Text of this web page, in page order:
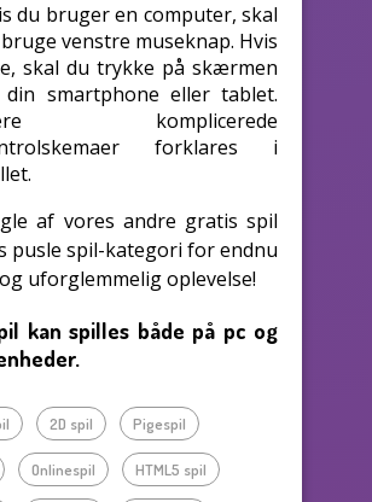
du bruger en computer, skal
venstre museknap. Hvis
skal du trykke på skærmen
din smartphone eller tablet.
komplicerede
forklares i
af vores andre gratis spil
pusle spil-kategori for endnu
uforglemmelig oplevelse!
kan spilles både på pc og
2D spil Pigespil
Onlinespil HTML5 spil